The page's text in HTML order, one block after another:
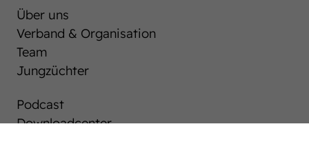
Über uns
Verband & Organisation
Team
Jungzüchter
Podcast
Downloadcenter